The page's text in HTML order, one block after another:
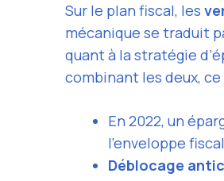
Sur le plan fiscal, les
mécanique se traduit
quant à la stratégie
combinant les deux,
En 2022, un
l’enveloppe
Déblocage